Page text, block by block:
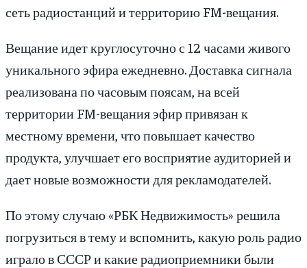
сеть радиостанций и территорию FM-вещания.
Вещание идет круглосуточно с 12 часами живого
уникального эфира ежедневно. Доставка сигнала
реализована по часовым поясам, на всей
территории FM-вещания эфир привязан к
местному времени, что повышает качество
продукта, улучшает его восприятие аудиторией и
дает новые возможности для рекламодателей.
По этому случаю «РБК Недвижимость» решила
погрузиться в тему и вспомнить, какую роль радио
играло в СССР и какие радиоприемники были